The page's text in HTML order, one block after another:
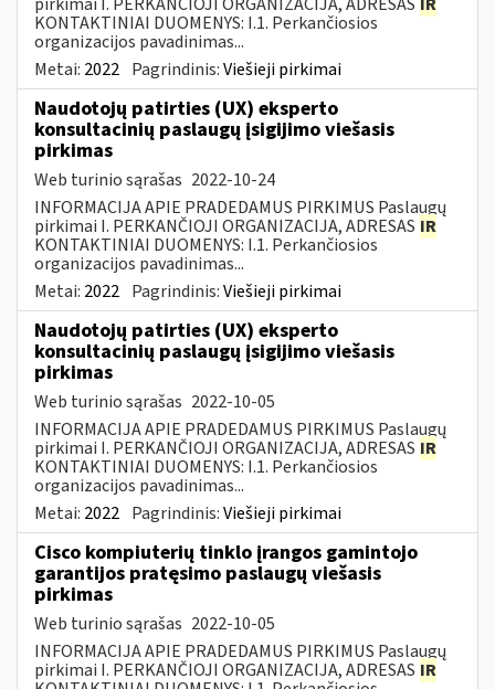
KONTAKTINIAI DUOMENYS: I.1. Perkančiosios
organizacijos pavadinimas...
Metai: 2022 Pagrindinis:Viešieji pirkimai
Naudotojų patirties (UX) eksperto
konsultacinių paslaugų įsigijimo viešasis
pirkimas
Web turinio sąrašas 2022-10-24
INFORMACIJA APIE PRADEDAMUS PIRKIMUS Paslaugų
pirkimai I. PERKANČIOJI ORGANIZACIJA, ADRESAS IR
KONTAKTINIAI DUOMENYS: I.1. Perkančiosios
organizacijos pavadinimas...
Metai: 2022 Pagrindinis:Viešieji pirkimai
Naudotojų patirties (UX) eksperto
konsultacinių paslaugų įsigijimo viešasis
pirkimas
Web turinio sąrašas 2022-10-05
INFORMACIJA APIE PRADEDAMUS PIRKIMUS Paslaugų
pirkimai I. PERKANČIOJI ORGANIZACIJA, ADRESAS IR
KONTAKTINIAI DUOMENYS: I.1. Perkančiosios
organizacijos pavadinimas...
Metai: 2022 Pagrindinis:Viešieji pirkimai
Cisco kompiuterių tinklo įrangos gamintojo
garantijos pratęsimo paslaugų viešasis
pirkimas
Web turinio sąrašas 2022-10-05
INFORMACIJA APIE PRADEDAMUS PIRKIMUS Paslaugų
pirkimai I. PERKANČIOJI ORGANIZACIJA, ADRESAS IR